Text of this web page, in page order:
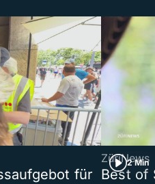
für
2 Min
ZüriNews
Best of